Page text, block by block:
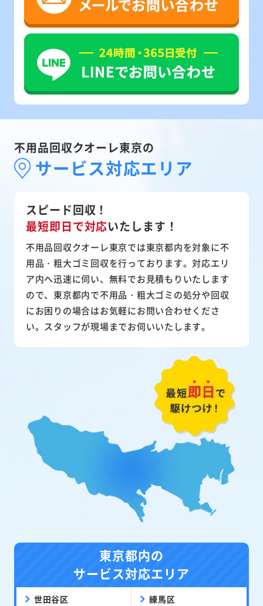
不用品回収クオーレ東京の
サービス対応エリア
スピード回収！
最短即日で対応いたします！
不用品回収クオーレ東京では東京都内を対象に不
用品・粗大ゴミ回収を行っております。対応エリ
ア内へ迅速に伺い、無料でお見積もりいたします
ので、東京都内で不用品・粗大ゴミの処分や回収
にお困りの場合はお気軽にお問い合わせくださ
い。スタッフが現場までお伺いいたします。
東京都内の
サービス対応エリア
世田谷区 練馬区